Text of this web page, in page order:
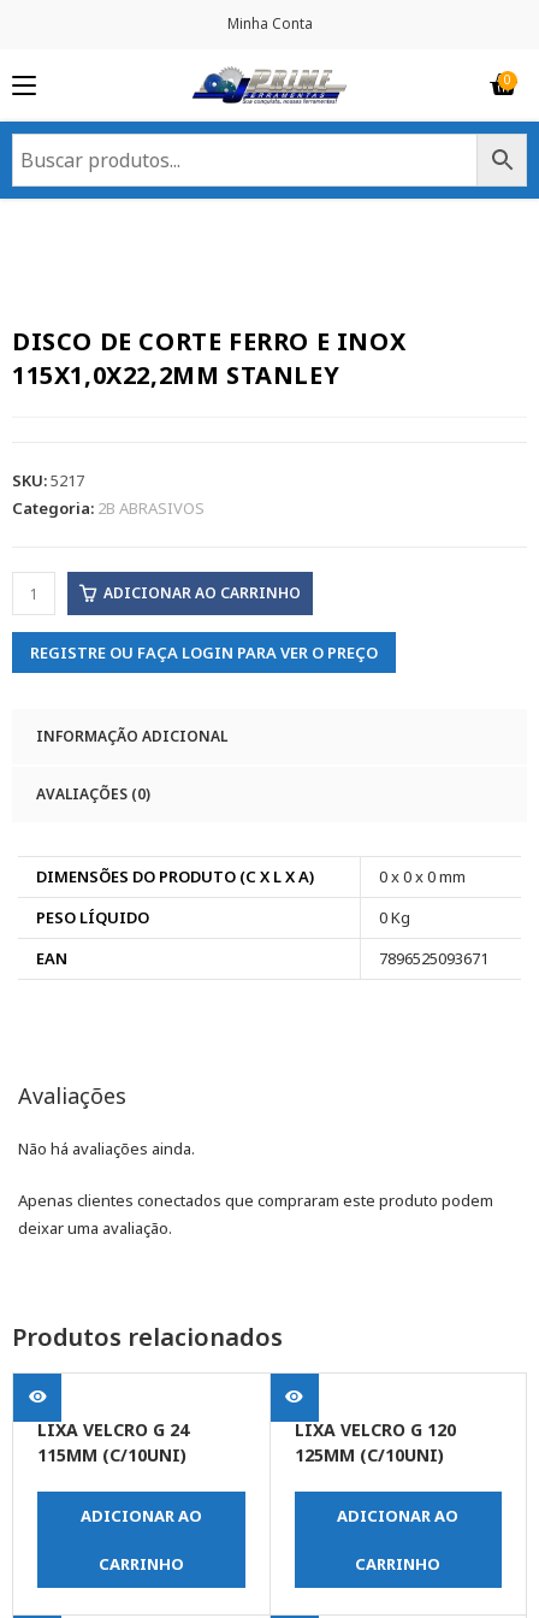
Minha Conta
DISCO DE CORTE FERRO E INOX
115X1,0X22,2MM STANLEY
SKU:5217
Categoria: 2B ABRASIVOS
ADICIONAR AO CARRINHO
REGISTRE OU FAÇA LOGIN PARA VER O PREÇO
INFORMAÇÃO ADICIONAL
AVALIAÇÕES (0)
DIMENSÕES DO PRODUTO (C X L X A)
0 x 0 x 0 mm
PESO LÍQUIDO
0 Kg
EAN
7896525093671
Avaliações
Não há avaliações ainda.
Apenas clientes conectados que compraram este produto podem
deixar uma avaliação.
Produtos relacionados
LIXA VELCRO G 24
115MM (C/10UNI)
ADICIONAR AO
CARRINHO
LIXA VELCRO G 120
125MM (C/10UNI)
ADICIONAR AO
CARRINHO